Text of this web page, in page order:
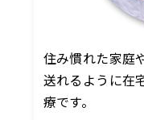
住み慣れた家庭
送れるように在
療です。